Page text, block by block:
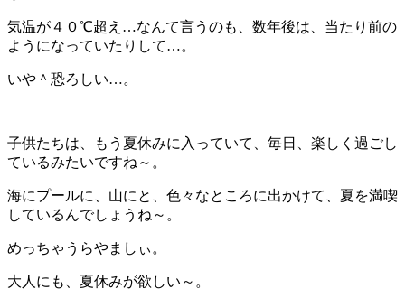
気温が４０℃超え…なんて言うのも、数年後は、当たり前の
ようになっていたりして…。
いや＾恐ろしい…。
子供たちは、もう夏休みに入っていて、毎日、楽しく過ごし
ているみたいですね～。
海にプールに、山にと、色々なところに出かけて、夏を満喫
しているんでしょうね～。
めっちゃうらやましぃ。
大人にも、夏休みが欲しい～。